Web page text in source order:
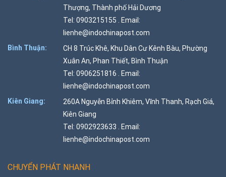
Thượng, Thành phố Hải Dương
Tel: 0903215155 . Email:
lienhe@indochinapost.com
Bình Thuận:
CH 8 Trúc Khê, Khu Dân Cư Kênh Bàu, Phường
Xuân An, Phan Thiết, Bình Thuận
Tel: 0906251816 . Email:
lienhe@indochinapost.com
Kiên Giang:
260A Nguyễn Bỉnh Khiêm, Vĩnh Thanh, Rạch Giá,
Kiên Giang
Tel: 0902923633 . Email:
lienhe@indochinapost.com
CHUYỂN PHÁT NHANH